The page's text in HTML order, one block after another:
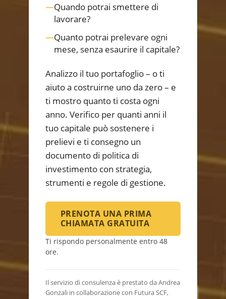
—Quando potrai smettere di
lavorare?
—Quanto potrai prelevare ogni
mese, senza esaurire il capitale?
Analizzo il tuo portafoglio – o ti
aiuto a costruirne uno da zero – e
ti mostro quanto ti costa ogni
anno. Verifico per quanti anni il
tuo capitale può sostenere i
prelievi e ti consegno un
documento di politica di
investimento con strategia,
strumenti e regole di gestione.
PRENOTA UNA PRIMA
CHIAMATA GRATUITA
Ti rispondo personalmente entro 48
ore.
Il servizio di consulenza è prestato da Andrea
Gonzali in collaborazione con Futura SCF,